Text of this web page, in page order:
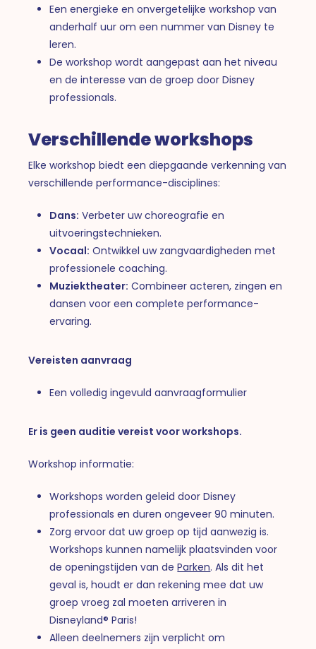
Een energieke en onvergetelijke workshop van
anderhalf uur om een nummer van Disney te
leren.
De workshop wordt aangepast aan het niveau
en de interesse van de groep door Disney
professionals.
Verschillende workshops
Elke workshop biedt een diepgaande verkenning van
verschillende performance-disciplines:
Dans: Verbeter uw choreografie en
uitvoeringstechnieken.
Vocaal: Ontwikkel uw zangvaardigheden met
professionele coaching.
Muziektheater: Combineer acteren, zingen en
dansen voor een complete performance-
ervaring.
Vereisten aanvraag
Een volledig ingevuld aanvraagformulier
Er is geen auditie vereist voor workshops.
Workshop informatie:
Workshops worden geleid door Disney
professionals en duren ongeveer 90 minuten.
Zorg ervoor dat uw groep op tijd aanwezig is.
Workshops kunnen namelijk plaatsvinden voor
de openingstijden van deParken. Als dit het
geval is, houdt er dan rekening mee dat uw
groep vroeg zal moeten arriveren in
Disneyland® Paris!
Alleen deelnemers zijn verplicht om